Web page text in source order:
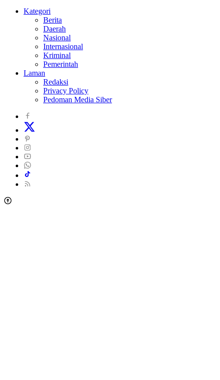
Kategori
Berita
Daerah
Nasional
Internasional
Kriminal
Pemerintah
Laman
Redaksi
Privacy Policy
Pedoman Media Siber